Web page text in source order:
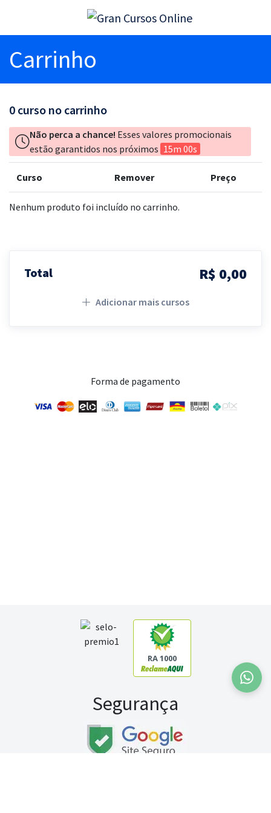
Carrinho
0 curso no carrinho
Não perca a chance! Esses valores promocionais
estão garantidos nos próximos 15m 00s
Curso Remover Preço
Nenhum produto foi incluído no carrinho.
Total R$ 0,00
Adicionar mais cursos
Forma de pagamento
RA 1000
Segurança